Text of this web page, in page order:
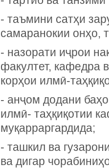
- таъмини сатҳи
самаранокии онҳо,
- назорати иҷрои
факултет, кафедра
корҳои илмӣ-
- анҷом додани
илмӣ- таҳқиқотии
муқарраргардида;
- ташкил ва
ва дигар